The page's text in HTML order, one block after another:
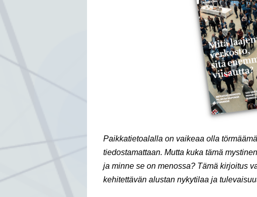
Paikkatietoalalla on vaikeaa olla
tiedostamattaan. Mutta kuka tämä
ja minne se on menossa? Tämä kirjoitus
kehitettävän alustan nykytilaa ja